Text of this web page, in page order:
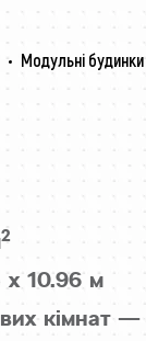
Модульні будинки
2
x 10.96 м
кімнат